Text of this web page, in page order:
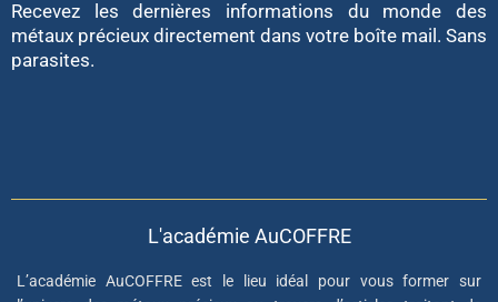
Recevez les dernières informations du monde des
métaux précieux directement dans votre boîte mail. Sans
parasites.
L'académie AuCOFFRE
L’académie AuCOFFRE est le lieu idéal pour vous former sur